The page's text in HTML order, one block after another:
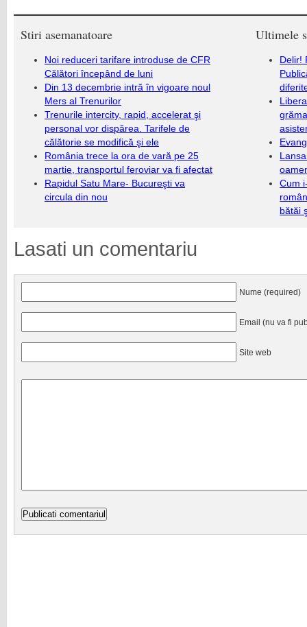
Stiri asemanatoare
Noi reduceri tarifare introduse de CFR
Călători începând de luni
Din 13 decembrie intră în vigoare noul
Mers al Trenurilor
Trenurile intercity, rapid, accelerat şi
personal vor dispărea. Tarifele de
călătorie se modifică şi ele
România trece la ora de vară pe 25
martie, transportul feroviar va fi afectat
Rapidul Satu Mare- Bucureşti va
circula din nou
Ultimele
Delir!
Cum
bătăi
Lasati un comentariu
Nume (required)
Email (nu va fi
Site web